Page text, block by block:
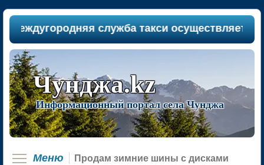
служба такси осуществляет
Чунджа.kz
Информационный портал села Чунджа
Меню Продам зимние шины с дисками